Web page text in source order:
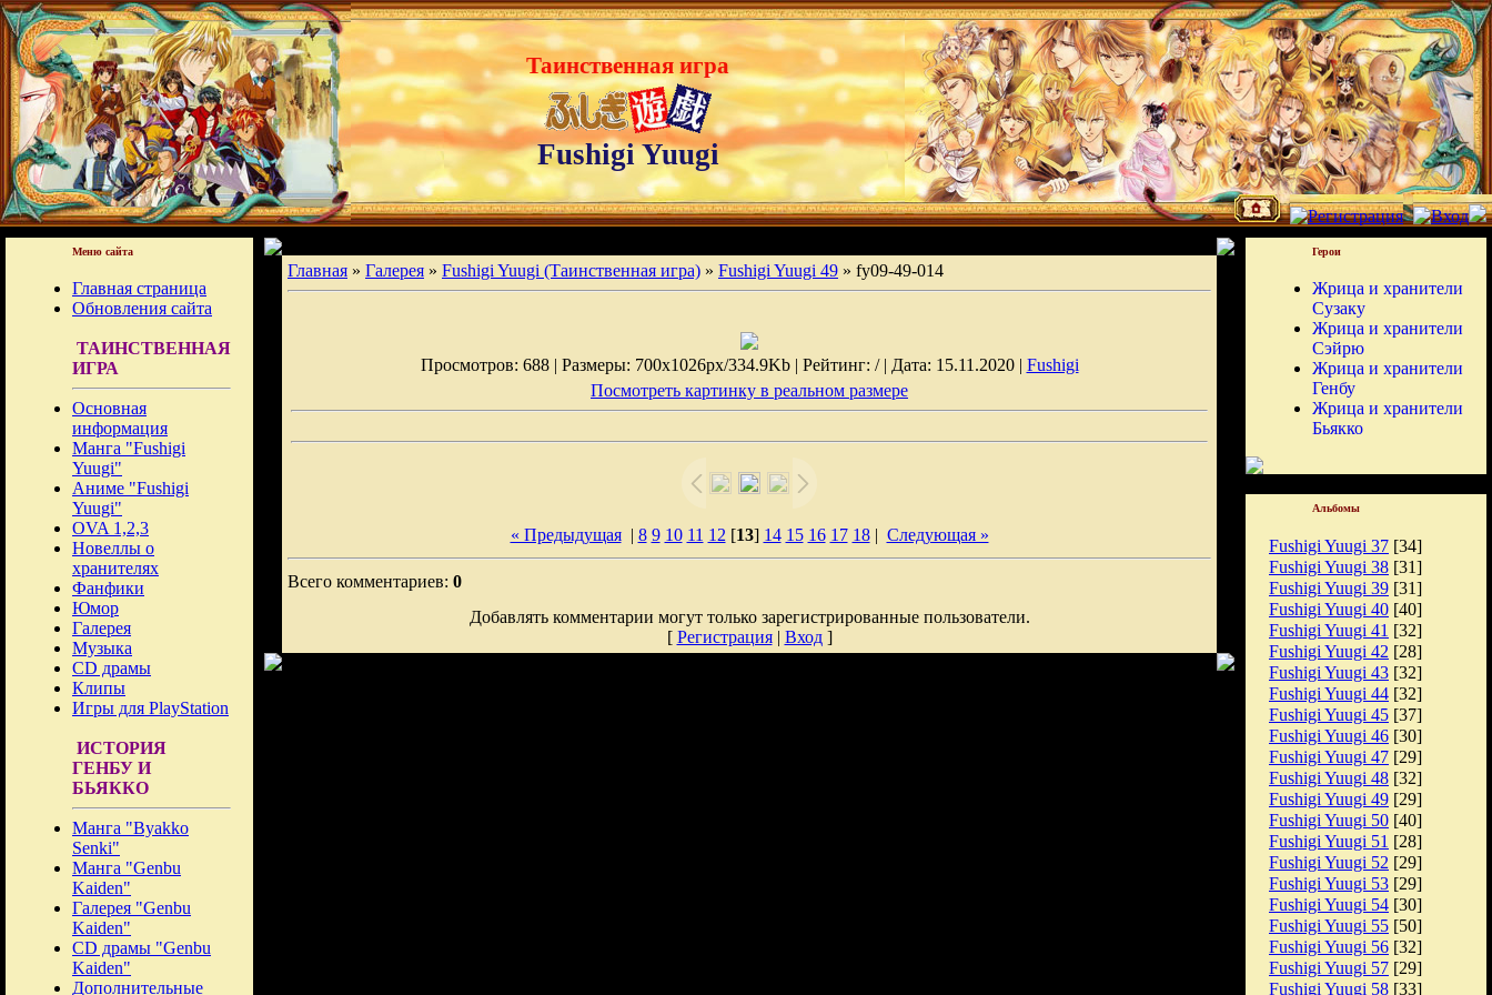
Таинственная игра
Fushigi Yuugi
Меню сайта
Главная страница
Обновления сайта
ТАИНСТВЕННАЯ
ИГРА
Основная
информация
Манга "Fushigi
Yuugi"
Аниме "Fushigi
Yuugi"
OVA 1,2,3
Новеллы о
хранителях
Фанфики
Юмор
Галерея
Музыка
CD драмы
Клипы
Игры для PlayStation
ИСТОРИЯ
ГЕНБУ И
БЬЯККО
Манга "Byakko
Senki"
Манга "Genbu
Kaiden"
Галерея "Genbu
Kaiden"
CD драмы "Genbu
Kaiden"
Дополнительные
Главная » Галерея » Fushigi Yuugi (Таинственная игра) » Fushigi Yuugi 49 » fy09-49-014
Просмотров: 688 | Размеры: 700x1026px/334.9Kb | Рейтинг: / | Дата: 15.11.2020 | Fushigi
Посмотреть картинку в реальном размере
« Предыдущая| 8 9 10 11 12 [13] 14 15 16 17 18| Следующая »
Всего комментариев: 0
Добавлять комментарии могут только зарегистрированные пользователи.
[ Регистрация| Вход]
Герои
Жрица и хранители
Сузаку
Жрица и хранители
Сэйрю
Жрица и хранители
Генбу
Жрица и хранители
Бьякко
Альбомы
Fushigi Yuugi 37 [34]
Fushigi Yuugi 38 [31]
Fushigi Yuugi 39 [31]
Fushigi Yuugi 40 [40]
Fushigi Yuugi 41 [32]
Fushigi Yuugi 42 [28]
Fushigi Yuugi 43 [32]
Fushigi Yuugi 44 [32]
Fushigi Yuugi 45 [37]
Fushigi Yuugi 46 [30]
Fushigi Yuugi 47 [29]
Fushigi Yuugi 48 [32]
Fushigi Yuugi 49 [29]
Fushigi Yuugi 50 [40]
Fushigi Yuugi 51 [28]
Fushigi Yuugi 52 [29]
Fushigi Yuugi 53 [29]
Fushigi Yuugi 54 [30]
Fushigi Yuugi 55 [50]
Fushigi Yuugi 56 [32]
Fushigi Yuugi 57 [29]
Fushigi Yuugi 58 [33]